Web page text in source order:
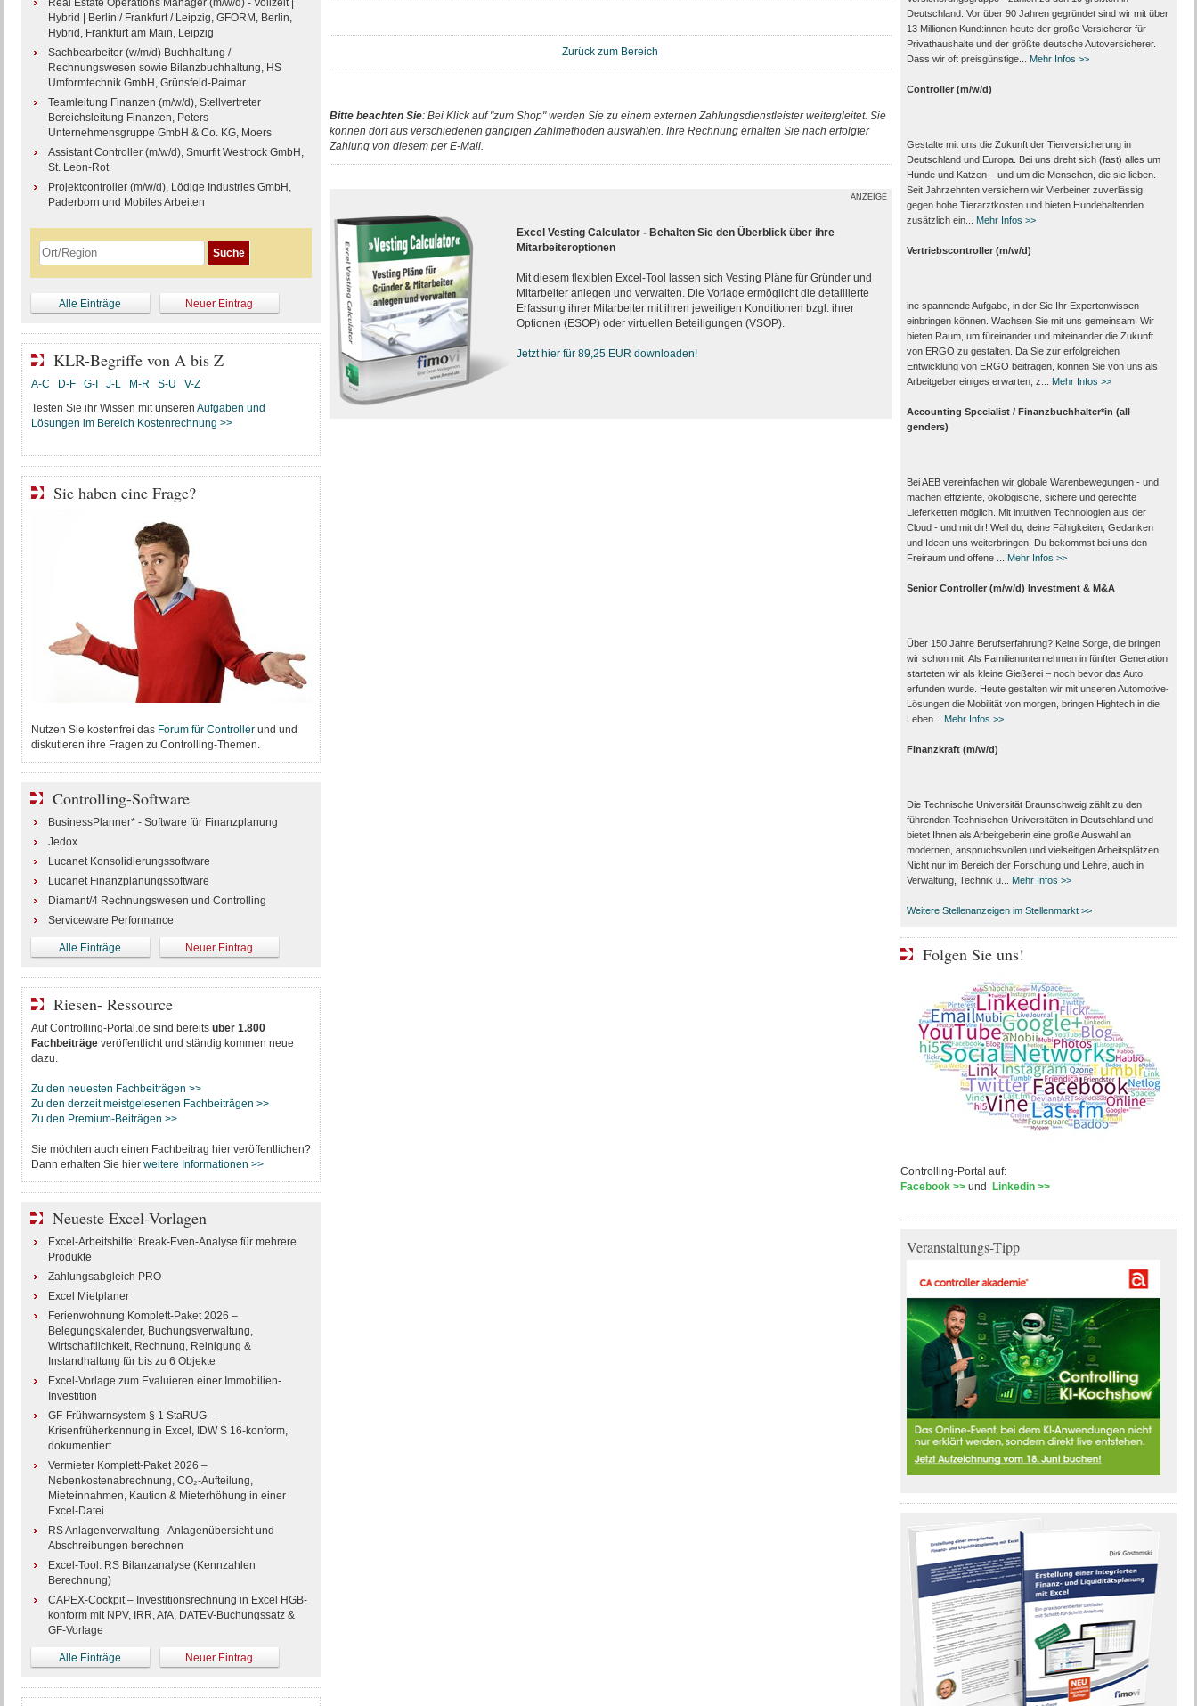
Zurück zum Bereich
Bitte beachten Sie: Bei Klick auf "zum Shop" werden Sie zu einem externen Zahlungsdienstleister weitergleitet. Sie
können dort aus verschiedenen gängigen Zahlmethoden auswählen. Ihre Rechnung erhalten Sie nach erfolgter
Zahlung von diesem per E-Mail.
ANZEIGE
Excel Vesting Calculator - Behalten Sie den Überblick über ihre
Mitarbeiteroptionen
Mit diesem flexiblen Excel-Tool lassen sich Vesting Pläne für Gründer und
Mitarbeiter anlegen und verwalten. Die Vorlage ermöglicht die detaillierte
Erfassung ihrer Mitarbeiter mit ihren jeweiligen Konditionen bzgl. ihrer
Optionen (ESOP) oder virtuellen Beteiligungen (VSOP).
Jetzt hier für 89,25 EUR downloaden!
Real Estate Operations Manager (m/w/d) - Vollzeit |
Hybrid | Berlin / Frankfurt / Leipzig, GFORM, Berlin,
Hybrid, Frankfurt am Main, Leipzig
Sachbearbeiter (w/m/d) Buchhaltung /
Rechnungswesen sowie Bilanzbuchhaltung, HS
Umformtechnik GmbH, Grünsfeld-Paimar
Teamleitung Finanzen (m/w/d), Stellvertreter
Bereichsleitung Finanzen, Peters
Unternehmensgruppe GmbH & Co. KG, Moers
Assistant Controller (m/w/d), Smurfit Westrock GmbH,
St. Leon-Rot
Projektcontroller (m/w/d), Lödige Industries GmbH,
Paderborn und Mobiles Arbeiten
Alle Einträge Neuer Eintrag
KLR-Begriffe von A bis Z
A-C D-F G-I J-L M-R S-U
V-Z
Testen Sie ihr Wissen mit unseren Aufgaben und
Lösungen im Bereich Kostenrechnung >>
Sie haben eine Frage?
Nutzen Sie kostenfrei das Forum für Controllerund und
diskutieren ihre Fragen zu Controlling-Themen.
Controlling-Software
BusinessPlanner* - Software für Finanzplanung
Jedox
Lucanet Konsolidierungssoftware
Lucanet Finanzplanungssoftware
Diamant/4 Rechnungswesen und Controlling
Serviceware Performance
Alle Einträge Neuer Eintrag
Riesen- Ressource
Auf Controlling-Portal.de sind bereits über 1.800
Fachbeiträgeveröffentlicht und ständig kommen neue
dazu.
Zu den neuesten Fachbeiträgen >>
Zu den derzeit meistgelesenen Fachbeiträgen >>
Zu den Premium-Beiträgen >>
Sie möchten auch einen Fachbeitrag hier veröffentlichen?
Dann erhalten Sie hier weitere Informationen >>
Neueste Excel-Vorlagen
Excel-Arbeitshilfe: Break-Even-Analyse für mehrere
Produkte
Zahlungsabgleich PRO
Excel Mietplaner
Ferienwohnung Komplett-Paket 2026 –
Belegungskalender, Buchungsverwaltung,
Wirtschaftlichkeit, Rechnung, Reinigung &
Instandhaltung für bis zu 6 Objekte
Excel-Vorlage zum Evaluieren einer Immobilien-
Investition
GF-Frühwarnsystem § 1 StaRUG –
Krisenfrüherkennung in Excel, IDW S 16-konform,
dokumentiert
Vermieter Komplett-Paket 2026 –
Nebenkostenabrechnung, CO₂-Aufteilung,
Mieteinnahmen, Kaution & Mieterhöhung in einer
Excel-Datei
RS Anlagenverwaltung - Anlagenübersicht und
Abschreibungen berechnen
Excel-Tool: RS Bilanzanalyse (Kennzahlen
Berechnung)
CAPEX-Cockpit – Investitionsrechnung in Excel HGB-
konform mit NPV, IRR, AfA, DATEV-Buchungssatz &
GF-Vorlage
Alle Einträge Neuer Eintrag
Deutschland. Vor über 90 Jahren gegründet sind wir mit über
13 Millionen Kund:innen heute der große Versicherer für
Privathaushalte und der größte deutsche Autoversicherer.
Dass wir oft preisgünstige...
Mehr Infos >>
Controller (m/w/d)
Gestalte mit uns die Zukunft der Tierversicherung in
Deutschland und Europa. Bei uns dreht sich (fast) alles um
Hunde und Katzen – und um die Menschen, die sie lieben.
Seit Jahrzehnten versichern wir Vierbeiner zuverlässig
gegen hohe Tierarztkosten und bieten Hundehaltenden
zusätzlich ein...
Mehr Infos >>
Vertriebscontroller (m/w/d)
ine spannende Aufgabe, in der Sie Ihr Expertenwissen
einbringen können. Wachsen Sie mit uns gemeinsam! Wir
bieten Raum, um füreinander und miteinander die Zukunft
von ERGO zu gestalten. Da Sie zur erfolgreichen
Entwicklung von ERGO beitragen, können Sie von uns als
Arbeitgeber einiges erwarten, z...
Mehr Infos >>
Accounting Specialist / Finanzbuchhalter*in (all
genders)
Bei AEB vereinfachen wir globale Warenbewegungen - und
machen effiziente, ökologische, sichere und gerechte
Lieferketten möglich. Mit intuitiven Technologien aus der
Cloud - und mit dir! Weil du, deine Fähigkeiten, Gedanken
und Ideen uns weiterbringen. Du bekommst bei uns den
Freiraum und offene ...
Mehr Infos >>
Senior Controller (m/w/d) Investment & M&A
Über 150 Jahre Berufserfahrung? Keine Sorge, die bringen
wir schon mit! Als Familienunternehmen in fünfter Generation
starteten wir als kleine Gießerei – noch bevor das Auto
erfunden wurde. Heute gestalten wir mit unseren Automotive-
Lösungen die Mobilität von morgen, bringen Hightech in die
Leben...
Mehr Infos >>
Finanzkraft (m/w/d)
Die Technische Universität Braunschweig zählt zu den
führenden Technischen Universitäten in Deutschland und
bietet Ihnen als Arbeit­geberin eine große Auswahl an
modernen, anspruchsvollen und vielseitigen Arbeits­plätzen.
Nicht nur im Bereich der Forschung und Lehre, auch in
Verwaltung, Technik u...
Mehr Infos >>
Weitere Stellenanzeigen im Stellenmarkt >>
Folgen Sie uns!
Controlling-Portal auf:
Facebook >>und Linkedin >>
Veranstaltungs-Tipp